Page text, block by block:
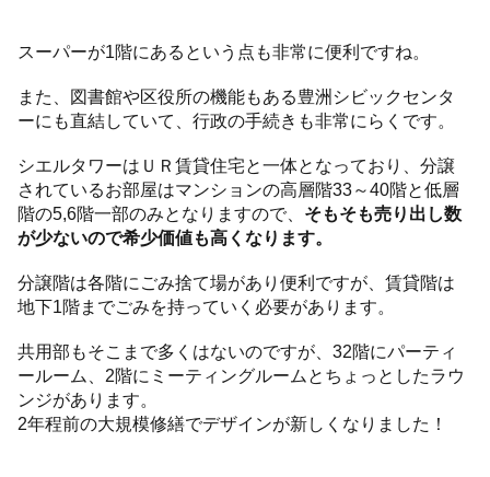
スーパーが1階にあるという点も非常に便利ですね。
また、図書館や区役所の機能もある豊洲シビックセンタ
ーにも直結していて、行政の手続きも非常にらくです。
シエルタワーはＵＲ賃貸住宅と一体となっており、分譲
されているお部屋はマンションの高層階33～40階と低層
階の5,6階一部のみとなりますので、 そもそも売り出し数
が少ないので希少価値も高くなります。
分譲階は各階にごみ捨て場があり便利ですが、賃貸階は
地下1階までごみを持っていく必要があります。
共用部もそこまで多くはないのですが、32階にパーティ
ールーム、2階にミーティングルームとちょっとしたラウ
ンジがあります。
2年程前の大規模修繕でデザインが新しくなりました！